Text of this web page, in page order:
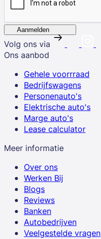
Aanmelden
Volg ons via
Ons aanbod
Gehele voorrraad
Bedrijfswagens
Personenauto's
Elektrische auto's
Marge auto's
Lease calculator
Meer informatie
Over ons
Werken Bij
Blogs
Reviews
Banken
Autobedrijven
Veelgestelde vragen